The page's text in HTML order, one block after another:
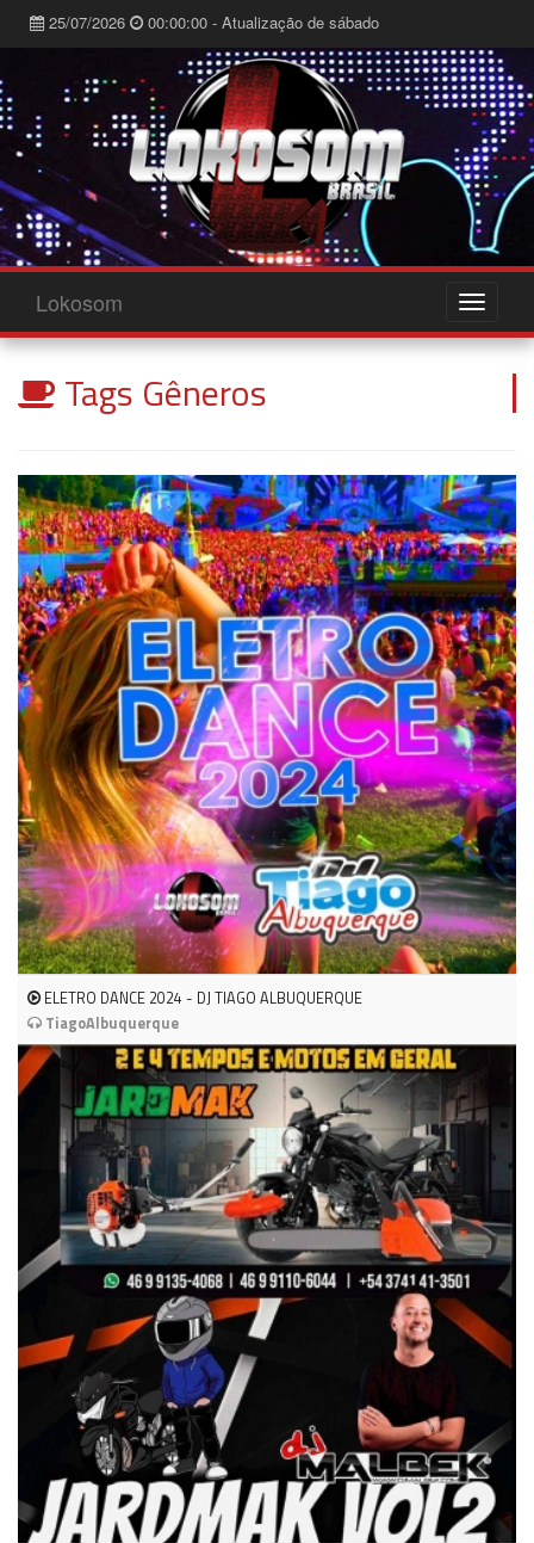
25/07/2026 00:00:00 - Atualização de sábado
Lokosom
Tags Gêneros
ELETRO DANCE 2024 - DJ TIAGO ALBUQUERQUE
TiagoAlbuquerque